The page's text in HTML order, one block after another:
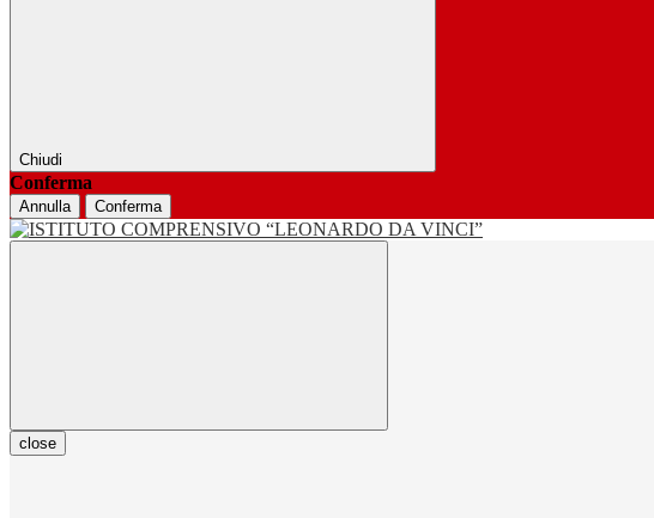
Chiudi
Conferma
Annulla Conferma
close